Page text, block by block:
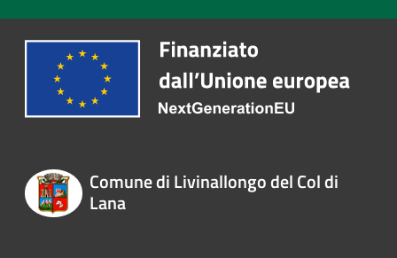
Comune di Livinallongo del Col di
Lana